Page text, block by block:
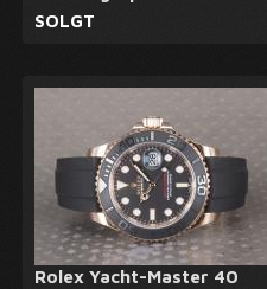
SOLGT
Rolex Yacht-Master 40